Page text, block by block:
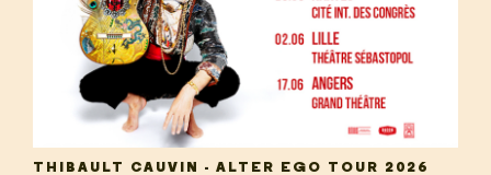
THIBAULT CAUVIN - ALTER EGO TOUR 2026